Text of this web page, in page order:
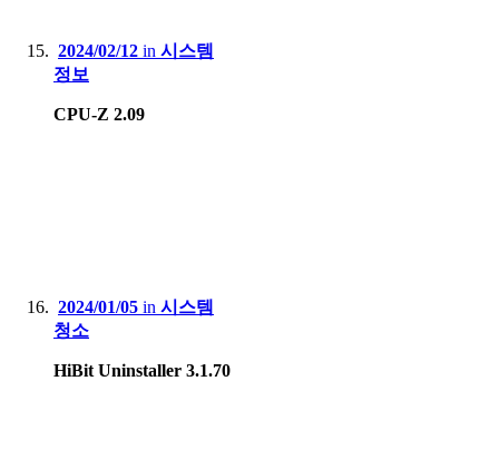
2024/02/12 in 시스템
정보
CPU-Z 2.09
2024/01/05 in 시스템
청소
HiBit Uninstaller 3.1.70